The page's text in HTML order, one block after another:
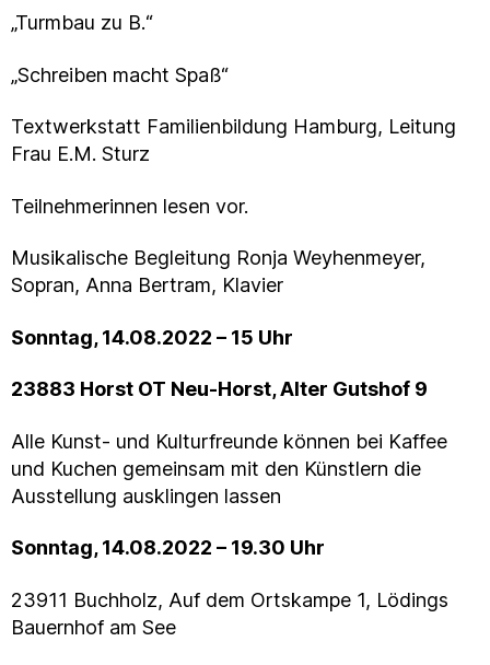
„Turmbau zu B.“
„Schreiben macht Spaß“
Textwerkstatt Familienbildung Hamburg, Leitung
Frau E.M. Sturz
Teilnehmerinnen lesen vor.
Musikalische Begleitung Ronja Weyhenmeyer,
Sopran, Anna Bertram, Klavier
Sonntag, 14.08.2022 – 15 Uhr
23883 Horst OT Neu-Horst, Alter Gutshof 9
Alle Kunst- und Kulturfreunde können bei Kaffee
und Kuchen gemeinsam mit den Künstlern die
Ausstellung ausklingen lassen
Sonntag, 14.08.2022 – 19.30 Uhr
23911 Buchholz, Auf dem Ortskampe 1, Lödings
Bauernhof am See